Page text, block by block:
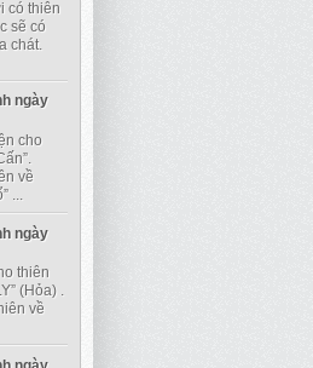
có thiên
sẽ có
chát.
ngày
cho
về
...
ngày
thiên
(Hỏa) .
về